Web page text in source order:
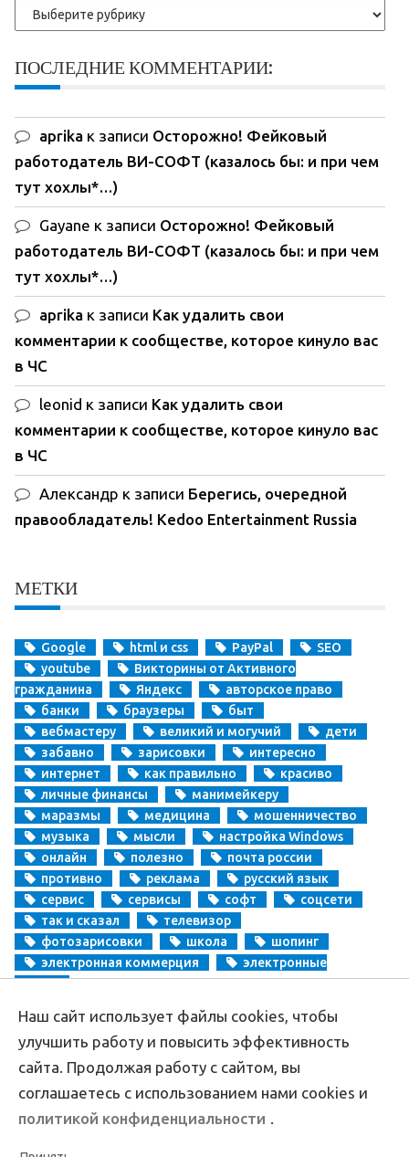
Рубрики
ПОСЛЕДНИЕ КОММЕНТАРИИ:
aprika к записи Осторожно! Фейковый
работодатель ВИ-СОФТ (казалось бы: и при чем
тут хохлы*…)
Gayane к записи Осторожно! Фейковый
работодатель ВИ-СОФТ (казалось бы: и при чем
тут хохлы*…)
aprika к записи Как удалить свои
комментарии к сообществе, которое кинуло вас
в ЧС
leonid к записи Как удалить свои
комментарии к сообществе, которое кинуло вас
в ЧС
Александр к записи Берегись, очередной
правообладатель! Kedoo Entertainment Russia
МЕТКИ
Google html и css PayPal
SEO
youtube
Викторины от Активного
гражданина
Яндекс
авторское право
банки
браузеры
быт
вебмастеру
великий и могучий
дети
забавно
зарисовки
интересно
интернет
как правильно
красиво
личные финансы
манимейкеру
маразмы
медицина
мошенничество
музыка
мысли
настройка Windows
онлайн
полезно
почта россии
противно
реклама
русский язык
сервис
сервисы софт
соцсети
так и сказал
телевизор
фотозарисовки
школа
шопинг
электронная коммерция
электронные
деньги
CopyrightAprikablog.ru © Все права защищены |Обратная связь
Наш сайт использует файлы cookies, чтобы
улучшить работу и повысить эффективность
сайта. Продолжая работу с сайтом, вы
соглашаетесь с использованием нами cookies и
политикой конфиденциальности .